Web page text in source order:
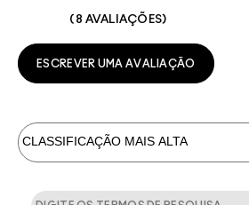
8 AVALIAÇÕES
ESCREVER UMA AVALIAÇÃO